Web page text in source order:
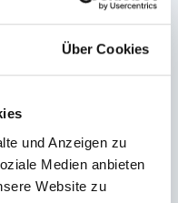
Über Cookies
und Anzeigen zu
Medien anbieten
Website zu